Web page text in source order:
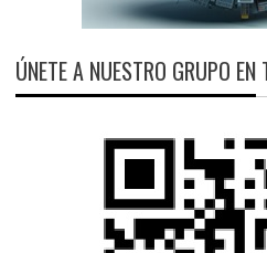
ÚNETE A NUESTRO GRUPO EN